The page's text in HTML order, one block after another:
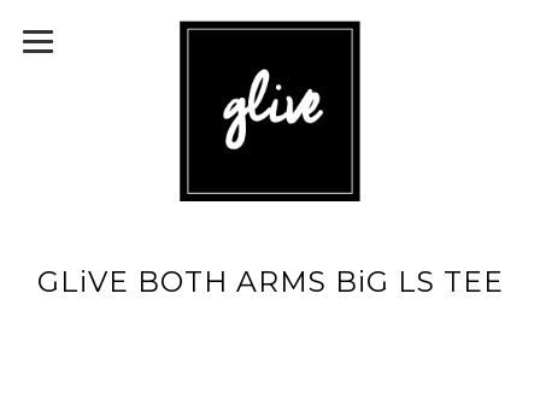
GLiVE BOTH ARMS BiG LS TEE